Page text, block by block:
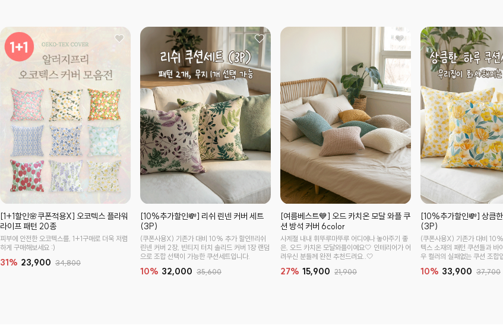
[1+1할인🌸쿠폰적용X] 오코텍스 플라워
라이프 패턴 20종
피부에 안전한 오코텍스를, 1+1구매로 더욱 저렴
하게 구매해보세요 :)
31% 23,900 34,800
[10%추가할인💸] 리쉬 린넨 커버 세트
(3P)
(쿠폰사용X) 기존가 대비 10% 추가 할인‼️리쉬
린넨 커버 2장, 빈티지 터치 솔리드 커버 1장 랜덤
으로 조합 선택이 가능한 쿠션세트입니다.
10% 32,000 35,600
[여름베스트💙] 오드 카치온 모달 와플 쿠
션 방석 커버 6color
사계절 내내 휘뚜루마뚜루 어디에나 놓아주기 좋
은, 오드 카치온 모달와플이예요🤍 인테리어가 어
려우신 분들께 완전 추천드려요..🤍
27% 15,900 21,900
[10%추가할인💸] 상큼
(3P)
(쿠폰사용X) 기존가 대비
텍스 소재의 패턴 쿠션들과 바
우 컬러의 실패없는 쿠션 조합
10% 33,900 37,700